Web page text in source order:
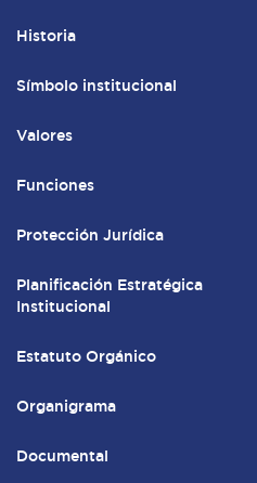
Historia
Símbolo institucional
Valores
Funciones
Protección Jurídica
Planificación Estratégica
Institucional
Estatuto Orgánico
Organigrama
Documental